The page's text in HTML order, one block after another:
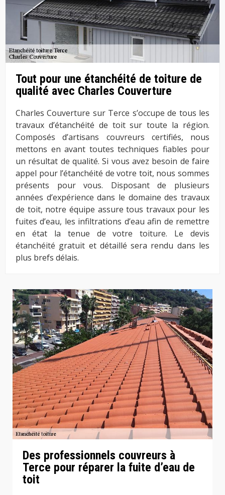
Tout pour une étanchéité de toiture de
qualité avec Charles Couverture
Charles Couverture sur Terce s’occupe de tous les
travaux d’étanchéité de toit sur toute la région.
Composés d’artisans couvreurs certifiés, nous
mettons en avant toutes techniques fiables pour
un résultat de qualité. Si vous avez besoin de faire
appel pour l’étanchéité de votre toit, nous sommes
présents pour vous. Disposant de plusieurs
années d’expérience dans le domaine des travaux
de toit, notre équipe assure tous travaux pour les
fuites d’eau, les infiltrations d’eau afin de remettre
en état la tenue de votre toiture. Le devis
étanchéité gratuit et détaillé sera rendu dans les
plus brefs délais.
Des professionnels couvreurs à
Terce pour réparer la fuite d’eau de
toit